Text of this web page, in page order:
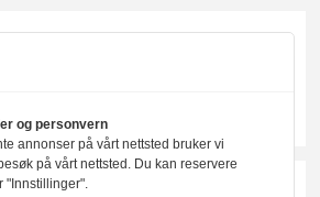
og personvern
annonser på vårt nettsted bruker vi
på vårt nettsted. Du kan reservere
"Innstillinger".